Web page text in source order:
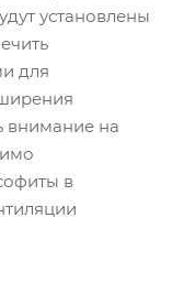
установлены
для
внимание на
в